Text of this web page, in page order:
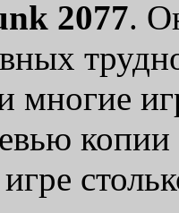
2077.
многие